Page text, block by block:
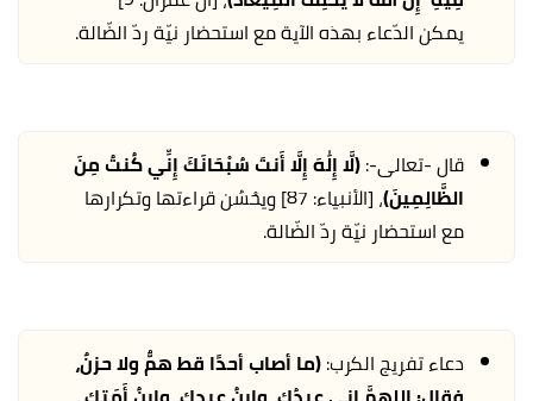
يمكن الدّعاء بهذه الآية مع استحضار نيّة ردّ الضّالة.
قال -تعالى-:(لَّا إِلَٰهَ إِلَّا أَنتَ سُبْحَانَكَ إِنِّي كُنتُ مِنَ
الظَّالِمِينَ)
، [الأنبياء: 87] ويحْسُن قراءتها وتكرارها
مع استحضار نيّة ردّ الضّالة.
دعاء تفريج الكرب:(ما أصاب أحدًا قط همٌّ ولا حزنٌ،